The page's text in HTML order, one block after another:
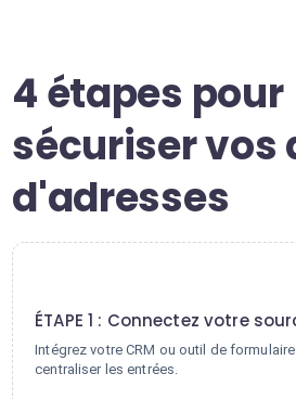
4 étapes pour
sécuriser vos
d'adresses
ÉTAPE 1 : Connectez votre
Intégrez votre CRM ou outil de
centraliser les entrées.